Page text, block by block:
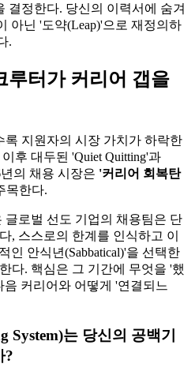
결정한다. 당신의 이력서에 숨겨
아닌 '도약(Leap)'으로 재정의하
.
루터가 커리어 갭을
지원자의 시장 가치가 하락한
후 대두된 'Quiet Quitting'과
년의 채용 시장은 '커리어 회복탄
목한다.
글로벌 선도 기업의 채용팀은 단
, 스스로의 한계를 인식하고 이
인 안식년(Sabbatical)'을 선택한
다. 핵심은 그 기간에 무엇을 '했
커리어와 어떻게 '연결되느
는 당신의 공백기
?